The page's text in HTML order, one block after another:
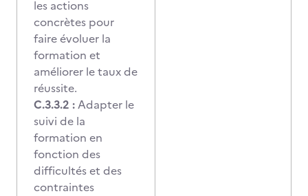
les actions
concrètes pour
faire évoluer la
formation et
améliorer le taux de
réussite.
C.3.3.2 :Adapter le
suivi de la
formation en
fonction des
difficultés et des
contraintes